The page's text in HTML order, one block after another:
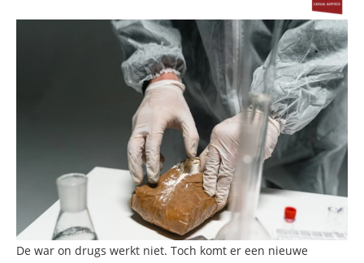
De war on drugs werkt niet. Toch komt er een nieuwe